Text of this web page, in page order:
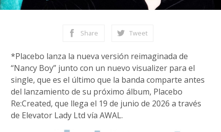
Share Tweet
*Placebo lanza la nueva versión reimaginada de
“Nancy Boy” junto con un nuevo visualizer para el
single, que es el último que la banda comparte antes
del lanzamiento de su próximo álbum, Placebo
Re:Created, que llega el 19 de junio de 2026 a través
de Elevator Lady Ltd vía AWAL.